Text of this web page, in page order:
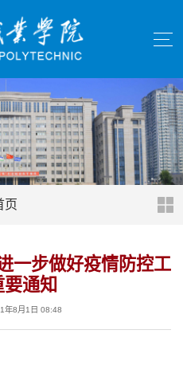
页
一步做好疫情防控工
通知
年8月1日 08:48